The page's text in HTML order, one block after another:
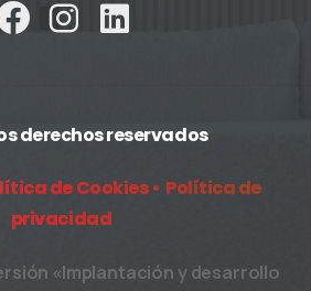
derechos reservados
de Cookies • Política de
privacidad
«Implantación y desarrollo